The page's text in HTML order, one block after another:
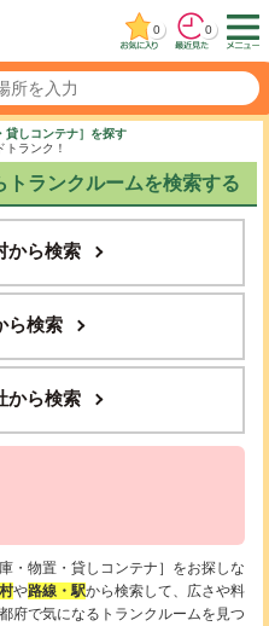
0 0
貸しコンテナ］を探す
ランク！
ランクルームを検索する
から検索
ら検索
から検索
・物置・貸しコンテナ］をお探しな
や路線・駅から検索して、広さや料
府で気になるトランクルームを見つ